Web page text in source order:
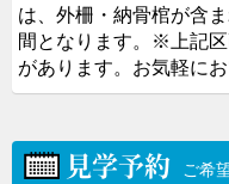
は、外柵・納骨棺が含ま
間となります。
※上記区
があります。お気軽に
見学予約 ご希